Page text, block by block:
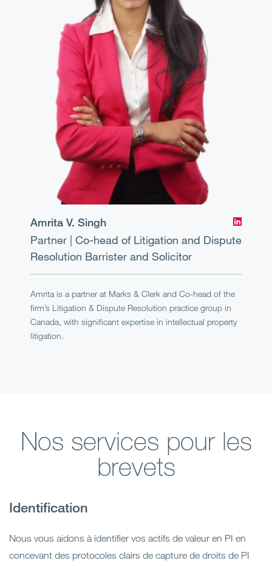
Amrita V. Singh
Partner | Co-head of Litigation and Dispute
Resolution Barrister and Solicitor
Amrita is a partner at Marks & Clerk and Co-head of the
firm’s Litigation & Dispute Resolution practice group in
Canada, with significant expertise in intellectual property
litigation.
Nos services pour les
brevets
Identification
Nous vous aidons à identifier vos actifs de valeur en PI en
concevant des protocoles clairs de capture de droits de PI